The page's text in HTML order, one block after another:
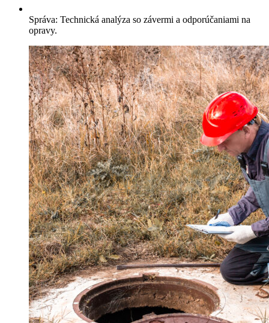
Správa: Technická analýza so závermi a odporúčaniami na
opravy.